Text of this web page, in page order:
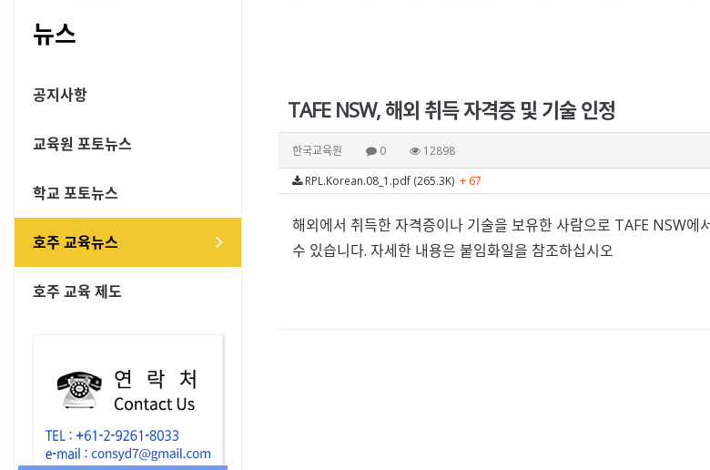
뉴스
공지사항
교육원 포토뉴스
학교 포토뉴스
호주 교육뉴스
호주 교육 제도
TAFE NSW, 해외 취득 자격증 및 기술 인정
한국교육원 0 12898
RPL.Korean.08_1.pdf (265.3K) + 67
해외에서 취득한 자격증이나 기술을 보유한 사람으로 TAFE NSW
수 있습니다. 자세한 내용은 붙임화일을 참조하십시오